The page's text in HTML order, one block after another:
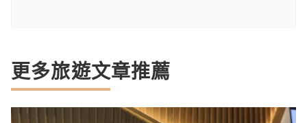
更多旅遊文章推薦